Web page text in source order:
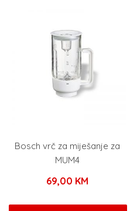
Bosch vrč za miješanje za
MUM4
69,00 KM